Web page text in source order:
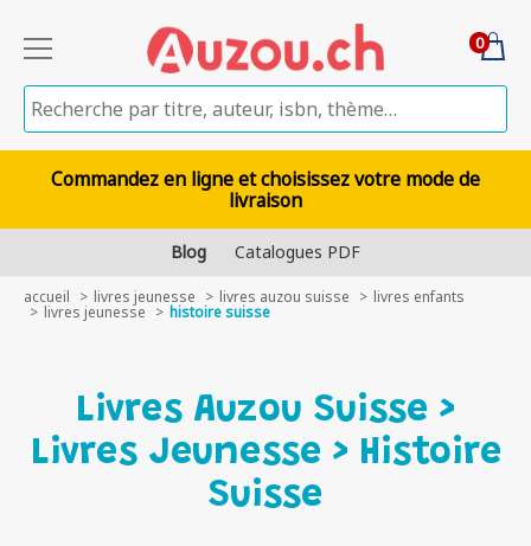
0
Commandez en ligne et choisissez votre mode de
livraison
Blog Catalogues PDF
accueil livres jeunesse livres auzou suisse livres enfants
livres jeunesse histoire suisse
Livres Auzou Suisse >
Livres Jeunesse > Histoire
Suisse